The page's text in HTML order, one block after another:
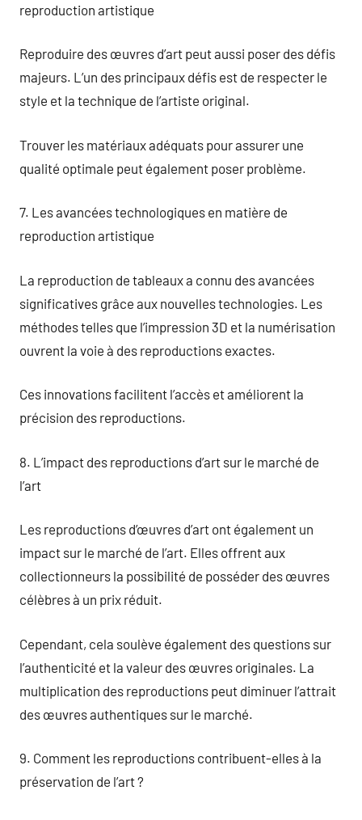
reproduction artistique
Reproduire des œuvres d’art peut aussi poser des défis
majeurs. L’un des principaux défis est de respecter le
style et la technique de l’artiste original.
Trouver les matériaux adéquats pour assurer une
qualité optimale peut également poser problème.
7. Les avancées technologiques en matière de
reproduction artistique
La reproduction de tableaux a connu des avancées
significatives grâce aux nouvelles technologies. Les
méthodes telles que l’impression 3D et la numérisation
ouvrent la voie à des reproductions exactes.
Ces innovations facilitent l’accès et améliorent la
précision des reproductions.
8. L’impact des reproductions d’art sur le marché de
l’art
Les reproductions d’œuvres d’art ont également un
impact sur le marché de l’art. Elles offrent aux
collectionneurs la possibilité de posséder des œuvres
célèbres à un prix réduit.
Cependant, cela soulève également des questions sur
l’authenticité et la valeur des œuvres originales. La
multiplication des reproductions peut diminuer l’attrait
des œuvres authentiques sur le marché.
9. Comment les reproductions contribuent-elles à la
préservation de l’art ?